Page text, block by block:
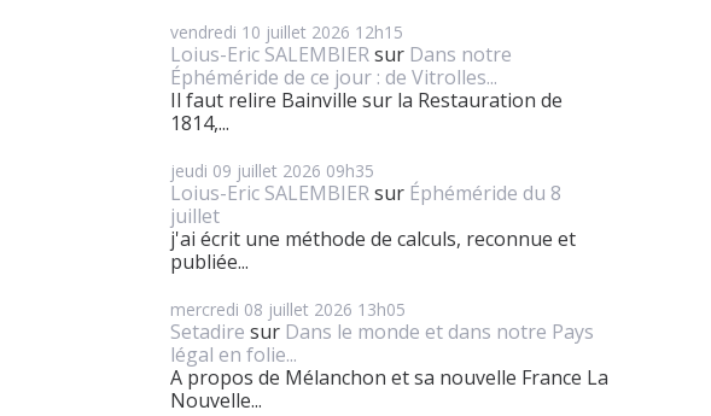
vendredi 10 juillet 2026 12h15
Loius-Eric SALEMBIERsur Dans notre
Éphéméride de ce jour : de Vitrolles...
Il faut relire Bainville sur la Restauration de
1814,...
jeudi 09 juillet 2026 09h35
Loius-Eric SALEMBIERsur Éphéméride du 8
juillet
j'ai écrit une méthode de calculs, reconnue et
publiée...
mercredi 08 juillet 2026 13h05
Setadire sur Dans le monde et dans notre Pays
légal en folie...
A propos de Mélanchon et sa nouvelle France La
Nouvelle...